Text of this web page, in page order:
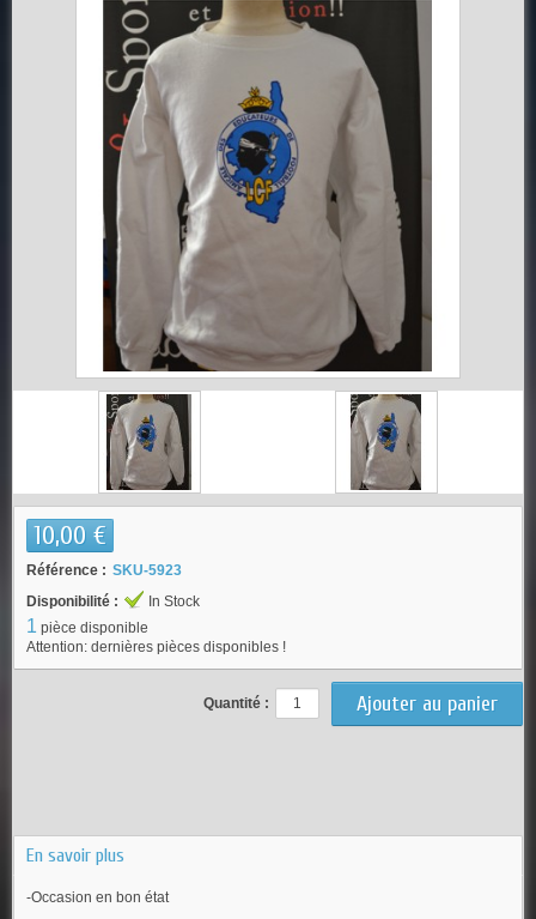
10,00 €
Référence : SKU-5923
Disponibilité :
In Stock
1 pièce disponible
Attention: dernières pièces disponibles !
Quantité :
En savoir plus
-Occasion en bon état